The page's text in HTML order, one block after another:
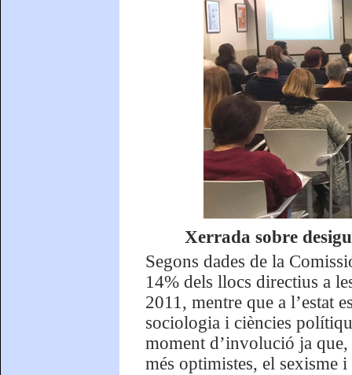
Xerrada sobre
Segons dades de la
14% dels llocs directius a
2011, mentre que a l’estat
sociologia i ciències
moment d’involució ja
més optimistes, el sexisme